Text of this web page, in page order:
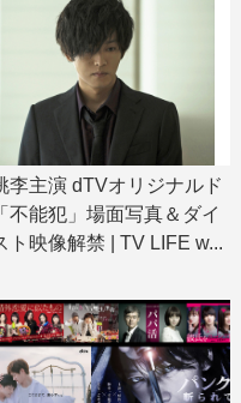
李主演 dTVオリジナルド
不能犯」場面写真＆ダイ
ト映像解禁 | TV LIFE w...